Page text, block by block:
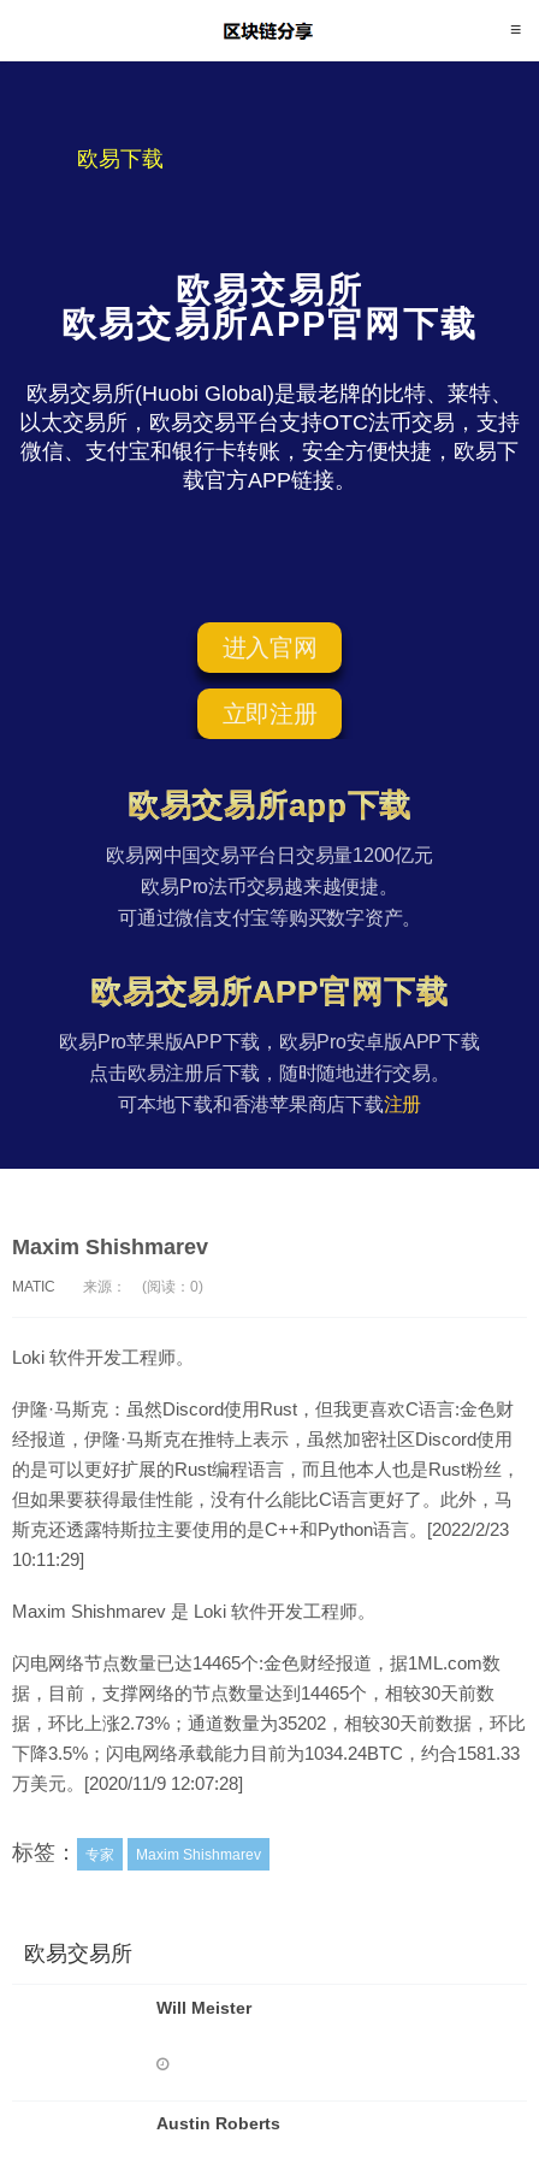
欧易下载
欧易交易所
欧易交易所APP官网下载
欧易交易所(Huobi Global)是最老牌的比特、莱特、
以太交易所，欧易交易平台支持OTC法币交易，支持
微信、支付宝和银行卡转账，安全方便快捷，欧易下
载官方APP链接。
进入官网
立即注册
欧易交易所app下载
欧易网中国交易平台日交易量1200亿元
欧易Pro法币交易越来越便捷。
可通过微信支付宝等购买数字资产。
欧易交易所APP官网下载
欧易Pro苹果版APP下载，欧易Pro安卓版APP下载
点击欧易注册后下载，随时随地进行交易。
可本地下载和香港苹果商店下载注册
Maxim Shishmarev
MATIC 来源： (阅读：0)
Loki 软件开发工程师。
伊隆·马斯克：虽然Discord使用Rust，但我更喜欢C语言:金色财
经报道，伊隆·马斯克在推特上表示，虽然加密社区Discord使用
的是可以更好扩展的Rust编程语言，而且他本人也是Rust粉丝，
但如果要获得最佳性能，没有什么能比C语言更好了。此外，马
斯克还透露特斯拉主要使用的是C++和Python语言。[2022/2/23
10:11:29]
Maxim Shishmarev 是 Loki 软件开发工程师。
闪电网络节点数量已达14465个:金色财经报道，据1ML.com数
据，目前，支撑网络的节点数量达到14465个，相较30天前数
据，环比上涨2.73%；通道数量为35202，相较30天前数据，环比
下降3.5%；闪电网络承载能力目前为1034.24BTC，约合1581.33
万美元。[2020/11/9 12:07:28]
标签： 专家 Maxim Shishmarev
欧易交易所
Will Meister
Austin Roberts